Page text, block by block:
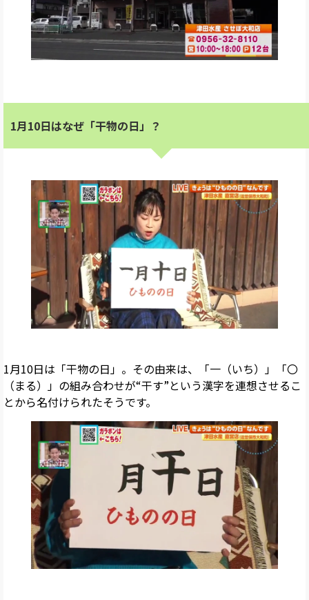
1月10日はなぜ「干物の日」？
1月10日は「干物の日」。その由来は、「一（いち）」「〇
（まる）」の組み合わせが“干す”という漢字を連想させるこ
とから名付けられたそうです。